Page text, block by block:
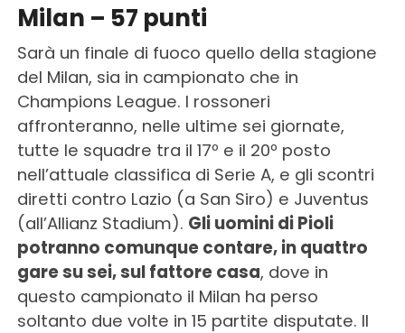
Milan – 57 punti
Sarà un finale di fuoco quello della stagione
del Milan, sia in campionato che in
Champions League. I rossoneri
affronteranno, nelle ultime sei giornate,
tutte le squadre tra il 17º e il 20º posto
nell’attuale classifica di Serie A, e gli scontri
diretti contro Lazio (a San Siro) e Juventus
(all’Allianz Stadium). Gli uomini di Pioli
potranno comunque contare, in quattro
gare su sei, sul fattore casa, dove in
questo campionato il Milan ha perso
soltanto due volte in 15 partite disputate. Il